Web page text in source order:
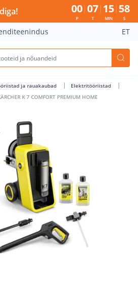
K 7 COMFORT PREMIUM HOME -
00
P
07
T
15
MIN
58
S
ET
ja rauakaubad
Elektritööriistad
K 7 COMFORT PREMIUM HOME